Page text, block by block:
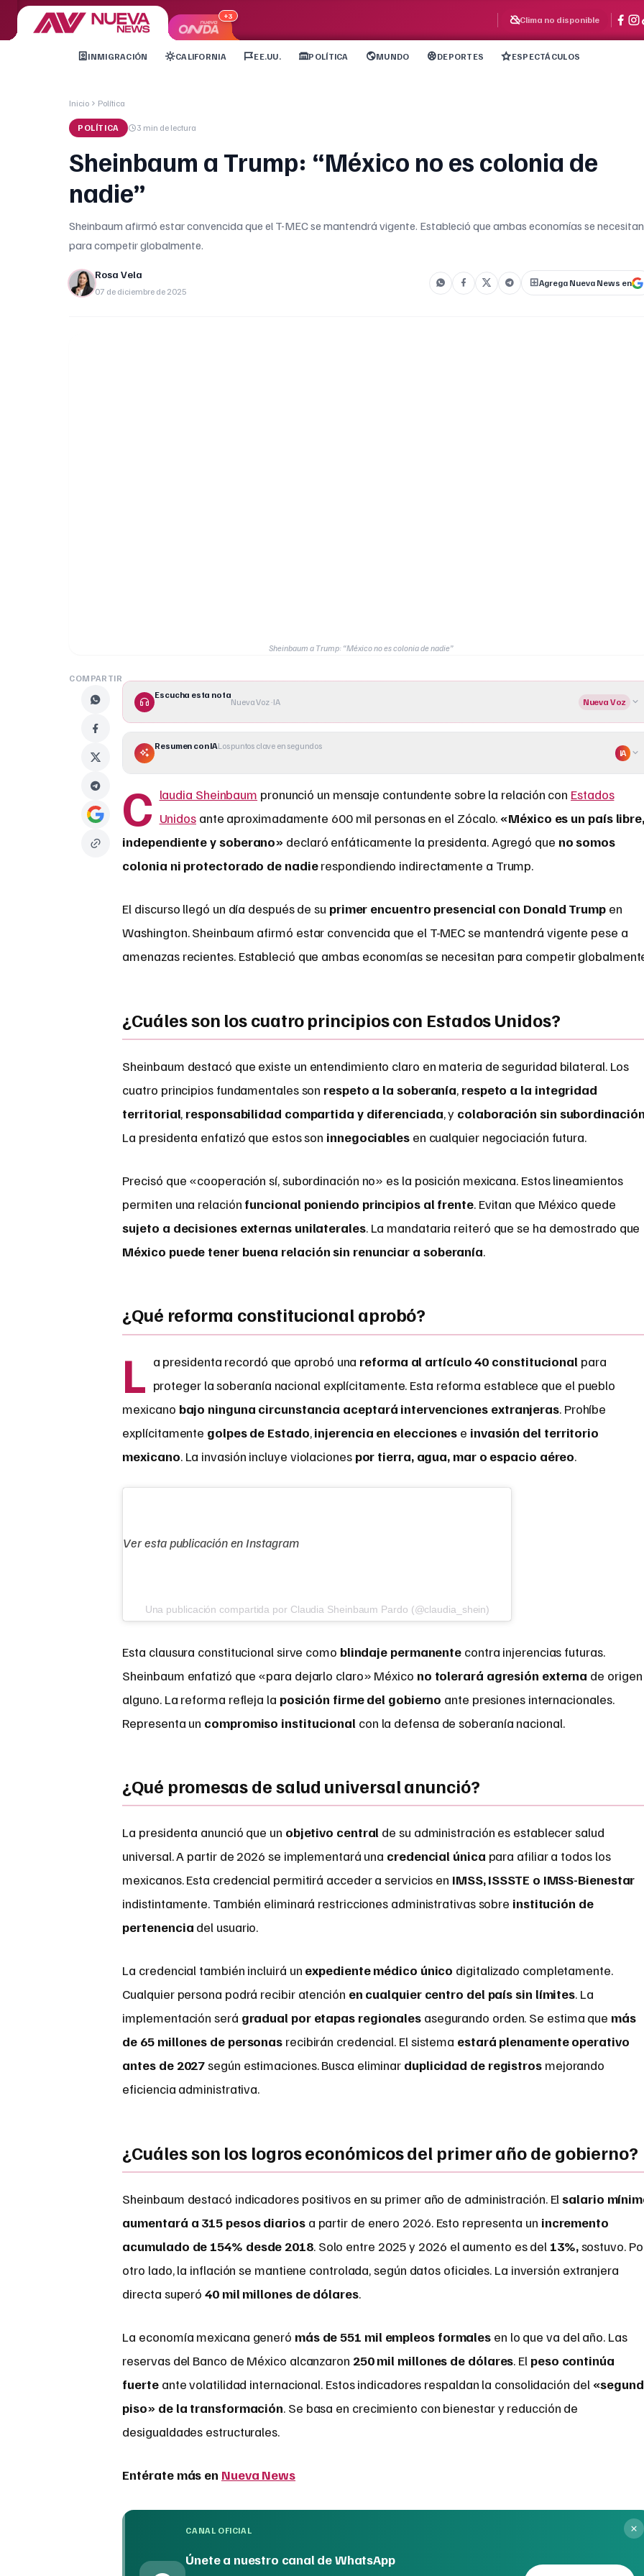
+3 Clima no disponible
INMIGRACIÓN CALIFORNIA EE.UU. POLÍTICA MUNDO DEPORTES ESPECTÁCULOS
Inicio Política
POLÍTICA 3 min de lectura
Sheinbaum a Trump: “México no es colonia de
nadie”
Sheinbaum afirmó estar convencida que el T-MEC se mantendrá vigente. Estableció que ambas economías se necesitan
para competir globalmente.
Rosa Vela
07 de diciembre de 2025
Agrega Nueva News en
Sheinbaum a Trump: “México no es colonia de nadie”
COMPARTIR
Escucha esta nota
Nueva Voz · IA Nueva Voz
Resumen con IALos puntos clave en segundos
IA
C laudia Sheinbaum pronunció un mensaje contundente sobre la relación con Estados
Unidos ante aproximadamente 600 mil personas en el Zócalo.«México es un país libre,
independiente y soberano» declaró enfáticamente la presidenta. Agregó que no somos
colonia ni protectorado de nadierespondiendo indirectamente a Trump.
El discurso llegó un día después de su primer encuentro presencial con Donald Trumpen
Washington. Sheinbaum afirmó estar convencida que el T-MEC se mantendrá vigente pese a
amenazas recientes. Estableció que ambas economías se necesitan para competir
¿Cuáles son los cuatro principios con Estados Unidos?
Sheinbaum destacó que existe un entendimiento claro en materia de seguridad bilateral. Los
cuatro principios fundamentales son respeto a la soberanía, respeto a la integridad
territorial, responsabilidad compartida y diferenciada, y colaboración sin
La presidenta enfatizó que estos son innegociablesen cualquier negociación futura.
Precisó que «cooperación sí, subordinación no» es la posición mexicana. Estos lineamientos
permiten una relación funcional poniendo principios al frente. Evitan que México quede
sujeto a decisiones externas unilaterales. La mandataria reiteró que se ha demostrado que
México puede tener buena relación sin renunciar a soberanía.
¿Qué reforma constitucional aprobó?
L a presidenta recordó que aprobó una reforma al artículo 40 constitucional para
proteger la soberanía nacional explícitamente. Esta reforma establece que el pueblo
mexicano bajo ninguna circunstancia aceptará intervenciones extranjeras. Prohíbe
explícitamente golpes de Estado,injerencia en elecciones e invasión del territorio
mexicano. La invasión incluye violaciones por tierra, agua, mar o espacio aéreo.
Ver esta publicación en Instagram
Una publicación compartida por Claudia Sheinbaum Pardo (@claudia_shein)
Esta clausura constitucional sirve como blindaje permanente contra injerencias futuras.
Sheinbaum enfatizó que «para dejarlo claro» México no tolerará agresión externa de origen
alguno. La reforma refleja la posición firme del gobierno ante presiones internacionales.
Representa un compromiso institucional con la defensa de soberanía nacional.
¿Qué promesas de salud universal anunció?
La presidenta anunció que un objetivo central de su administración es establecer salud
universal. A partir de 2026 se implementará una credencial única para afiliar a todos los
mexicanos. Esta credencial permitirá acceder a servicios en IMSS, ISSSTE o IMSS-Bienestar
indistintamente. También eliminará restricciones administrativas sobre institución de
pertenencia del usuario.
La credencial también incluirá un expediente médico único digitalizado completamente.
Cualquier persona podrá recibir atención en cualquier centro del país sin límites. La
implementación será gradual por etapas regionales asegurando orden. Se estima que más
de 65 millones de personas recibirán credencial. El sistema estará plenamente operativo
antes de 2027según estimaciones. Busca eliminar duplicidad de registrosmejorando
eficiencia administrativa.
¿Cuáles son los logros económicos del primer año de gobierno?
Sheinbaum destacó indicadores positivos en su primer año de administración. Elsalario
aumentará a 315 pesos diariosa partir de enero 2026. Esto representa un incremento
acumulado de 154% desde 2018. Solo entre 2025 y 2026 el aumento es del 13%,sostuvo.
otro lado, la inflación se mantiene controlada, según datos oficiales. La inversión extranjera
directa superó 40 mil millones de dólares.
La economía mexicana generó más de 551 mil empleos formales en lo que va del año. Las
reservas del Banco de México alcanzaron 250 mil millones de dólares. El peso continúa
fuerteante volatilidad internacional. Estos indicadores respaldan la consolidación del
piso» de la transformación. Se basa en crecimiento con bienestar y reducción de
desigualdades estructurales.
Entérate más en Nueva News
CANAL OFICIAL
Únete a nuestro canal de WhatsApp